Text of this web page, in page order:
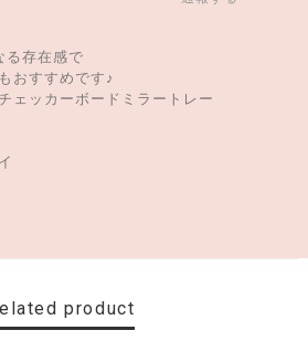
る存在感で
おすすめです♪
ェッカーボードミラートレー
product